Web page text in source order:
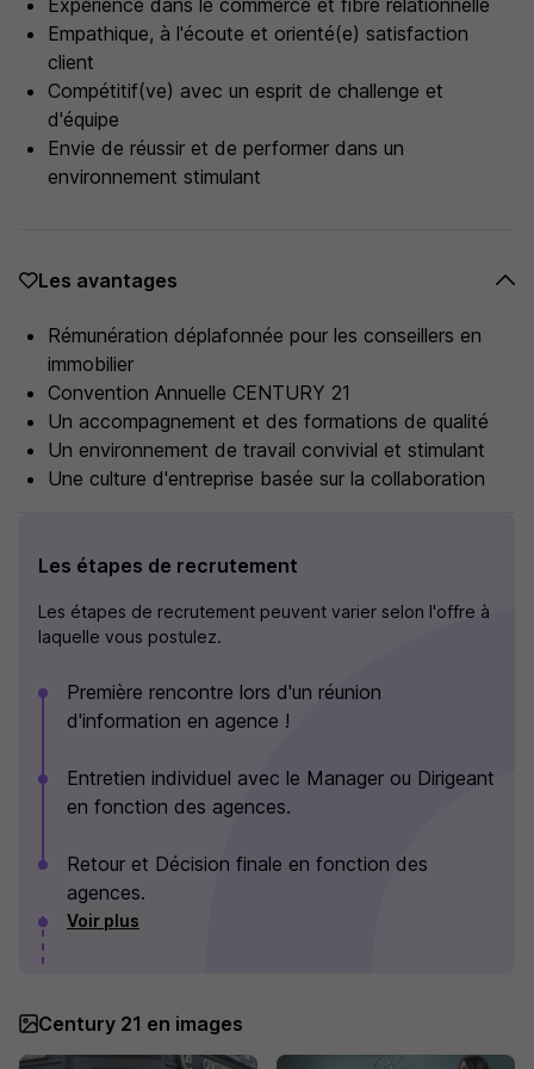
Expérience dans le commerce et fibre relationnelle
Empathique, à l'écoute et orienté(e) satisfaction
client
Compétitif(ve) avec un esprit de challenge et
d'équipe
Envie de réussir et de performer dans un
environnement stimulant
Les avantages
Rémunération déplafonnée pour les conseillers en
immobilier
Convention Annuelle CENTURY 21
Un accompagnement et des formations de qualité
Un environnement de travail convivial et stimulant
Une culture d'entreprise basée sur la collaboration
Les étapes de recrutement
Les étapes de recrutement peuvent varier selon l'offre à
laquelle vous postulez.
Première rencontre lors d'un réunion
d'information en agence !
Entretien individuel avec le Manager ou Dirigeant
en fonction des agences.
Retour et Décision finale en fonction des
agences.
Voir plus
Century 21 en images